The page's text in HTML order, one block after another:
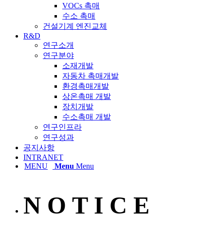
VOCs 촉매
수소 촉매
건설기계 엔진교체
R&D
연구소개
연구분야
소재개발
자동차 촉매개발
환경촉매개발
상온촉매 개발
장치개발
수소촉매 개발
연구인프라
연구성과
공지사항
INTRANET
Menu Menu
N O T I C E